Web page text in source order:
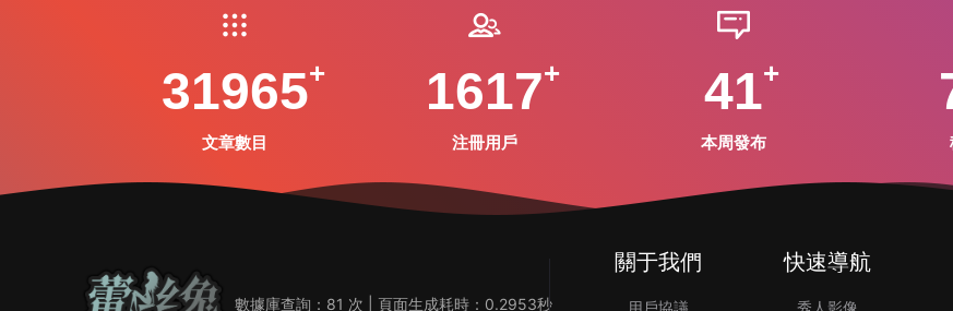
31965
文章數目
1617
注冊用戶
41
本周發布
數據庫查詢：81 次 | 頁面生成耗時：0.2953秒
關于我們
用戶協議
快速導航
秀人影像